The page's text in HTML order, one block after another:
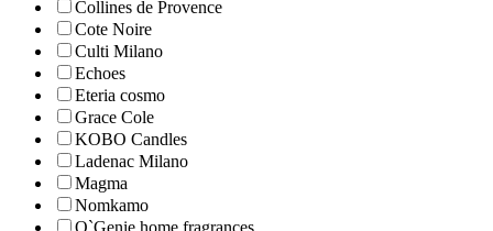
Collines de Рrovencе
Cote Noire
Culti Milano
Echoes
Eteria cosmo
Grace Cole
KOBO Candles
Ladenac Milano
Magma
Nomkamo
O`Genie home fragrances